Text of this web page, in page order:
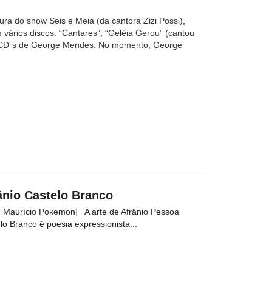
do show Seis e Meia (da cantora Zizi Possi),
discos: “Cantares”, “Geléia Gerou” (cantou
de George Mendes. No momento, George
Castelo Branco
Maurício Pokemon] A arte de Afrânio Pessoa
Branco é poesia expressionista...